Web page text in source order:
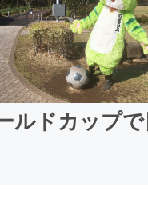
ルドカップ